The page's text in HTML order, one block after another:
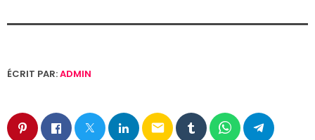
ÉCRIT PAR:ADMIN
email